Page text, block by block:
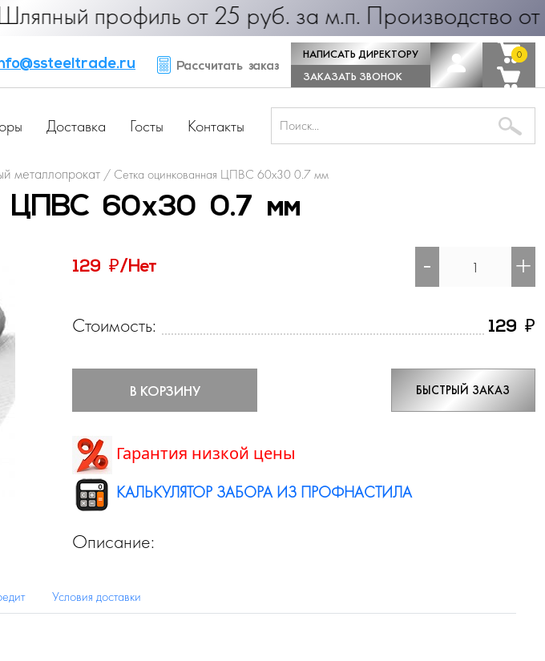
профиль от 25 руб. за м.п. Производство от 1 дня!
Рассчитать заказ
НАПИСАТЬ ДИРЕКТОРУ
ЗАКАЗАТЬ ЗВОНОК
0
0
Доставка Госты Контакты
металлопрокат / Сетка оцинкованная ЦПВС 60х30 0.7 мм
ЦПВС 60х30 0.7 мм
129 ₽/Нет - +
Стоимость: 129 ₽
В КОРЗИНУ БЫСТРЫЙ ЗАКАЗ
Гарантия низкой цены
КАЛЬКУЛЯТОР ЗАБОРА ИЗ ПРОФНАСТИЛА
Описание:
Условия доставки